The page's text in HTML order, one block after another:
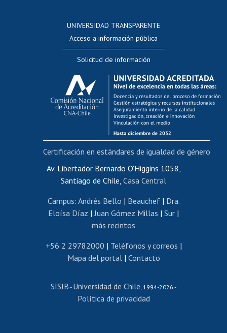
Evaluación docente
Calificación académica
Postulación al AUCAI
Funcionarias/os
Cursos internos de capacitación
Bienestar del personal
Portal de movilidad interna
Certificado de renta
Certificado de renta honorarios
Editar páginas blancas
Extranjeras/os
Revalidación y reconocimiento de títulos
Postulación al Programa de Movilidad Estudiantil
Cursos de español
UNIVERSIDAD TRANSPARENTE
Acceso a información pública
Solicitud de información
Av. Libertador Bernardo O'Higgins 1058,
Santiago de Chile, Casa Central
Campus: Andrés Bello | Beauchef| Dra.
Eloísa Díaz |Juan Gómez Millas | Sur |
más recintos
+56 2 29782000 | Teléfonos y correos |
Mapa del portal| Contacto
SISIB - Universidad de Chile, 1994-2026 -
Política de privacidad
Certificación en estándares de igualdad de género